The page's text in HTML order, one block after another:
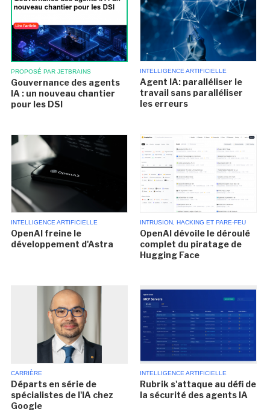
PROPOSÉ PAR JETBRAINS
Gouvernance des agents
IA : un nouveau chantier
pour les DSI
INTELLIGENCE ARTIFICIELLE
Agent IA: paralléliser le
travail sans paralléliser
les erreurs
INTELLIGENCE ARTIFICIELLE
OpenAI freine le
développement d'Astra
INTRUSION, HACKING ET PARE-FEU
OpenAI dévoile le déroulé
complet du piratage de
Hugging Face
CARRIÈRE
Départs en série de
spécialistes de l'IA chez
Google
INTELLIGENCE ARTIFICIELLE
Rubrik s'attaque au défi de
la sécurité des agents IA